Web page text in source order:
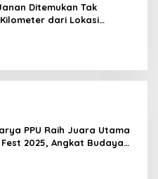
Ditemukan Tak
dari Lokasi
PPU Raih Juara Utama
2025, Angkat Budaya